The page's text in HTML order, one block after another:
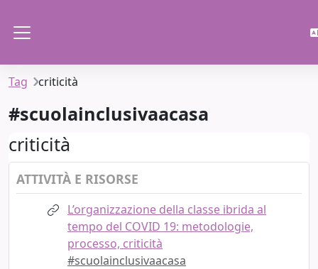
Tag criticità
#scuolainclusivaacasa
criticità
ATTIVITÀ E RISORSE
L’organizzazione della classe ibrida al
tempo del COVID 19: metodologie,
processo, criticità
#scuolainclusivaacasa